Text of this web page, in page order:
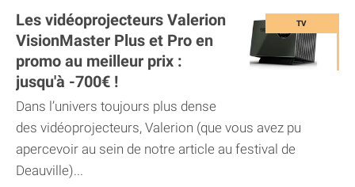
Les vidéoprojecteurs Valerion
VisionMaster Plus et Pro en
promo au meilleur prix :
jusqu'à -700€ !
Dans l’univers toujours plus dense
des vidéoprojecteurs, Valerion (que vous avez pu
apercevoir au sein de notre article au festival de
Deauville)...